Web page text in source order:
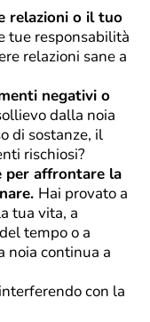
relazioni o il tuo
tue responsabilità
relazioni sane a
negativi o
dalla noia
di sostanze, il
rischiosi?
per affrontare la
Hai provato a
tua vita, a
tempo o a
noia continua a
con la